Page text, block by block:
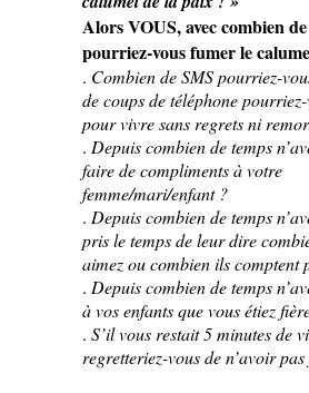
Alors VOUS, avec combien
pourriez-vous fumer le
. Combien de SMS pourriez-
de coups de téléphone
pour vivre sans regrets ni
. Depuis combien de temps
faire de compliments à votre
femme/mari/enfant ?
. Depuis combien de temps
pris le temps de leur dire
aimez ou combien ils comptent
. Depuis combien de temps
à vos enfants que vous étiez
. S’il vous restait 5 minutes de
regretteriez-vous de n’avoir